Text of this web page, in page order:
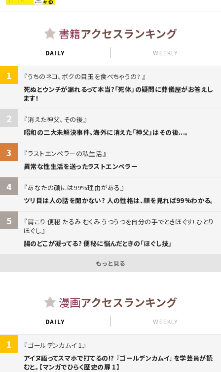
書籍アクセスランキング
DAILY WEEKLY
1
うちのネコ、ボクの目玉を食べちゃうの?
死ぬとウンチが漏れるって本当?「死体」の疑問に葬儀屋がお答えし
ます!
2
消えた神父、その後
昭和の二大未解決事件。海外に消えた「神父」はその後...。
3
ラストエンペラーの私生活
異常な性生活を送ったラストエンペラー
4
あなたの顔には99%理由がある
ツリ目は人の話を聞かない? 人の性格は、顔を見れば99%わかる。
5
肩こり 便秘 たるみ むくみ うつうつを自分の手でときほぐす! ひとり
ほぐし
腸のどこが凝ってる? 便秘に悩んだときの「ほぐし技」
もっと見る
漫画アクセスランキング
DAILY WEEKLY
1
ゴールデンカムイ 1
アイヌ語ってスマホで打てるの!? 『ゴールデンカムイ』を学芸員が読
むと。【マンガでひらく歴史の扉 1】